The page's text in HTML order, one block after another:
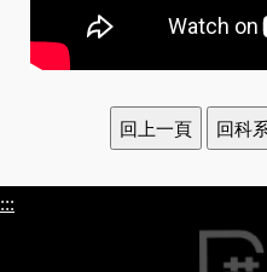
:::